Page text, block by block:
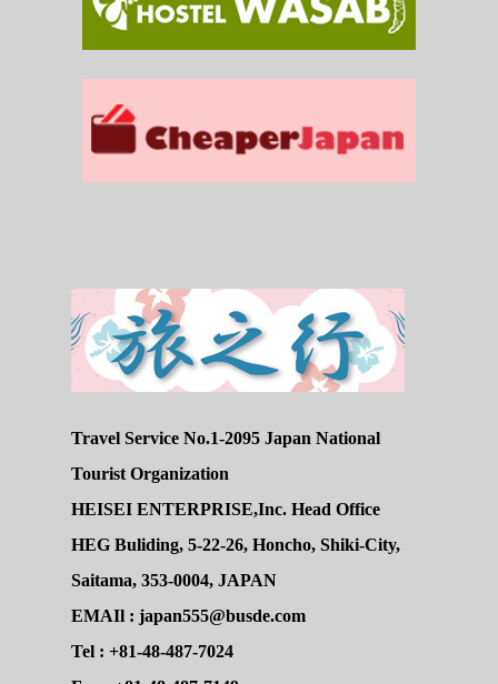
Travel Service No.1-2095 Japan National
Tourist Organization
HEISEI ENTERPRISE,Inc. Head Office
HEG Buliding, 5-22-26, Honcho, Shiki-City,
Saitama, 353-0004, JAPAN
EMAIl : japan555@busde.com
Tel : +81-48-487-7024